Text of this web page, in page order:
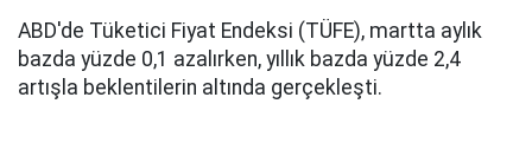
ABD'de Tüketici Fiyat Endeksi (TÜFE), martta aylık
bazda yüzde 0,1 azalırken, yıllık bazda yüzde 2,4
artışla beklentilerin altında gerçekleşti.